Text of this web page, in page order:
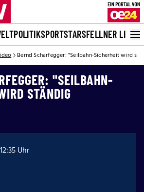
POLITIKSPORTSTARSFELLNER LIVE
Bernd Scharfegger: "Seilbahn-Sicherheit wird
"SEILBAHN-
STÄNDIG
Uhr